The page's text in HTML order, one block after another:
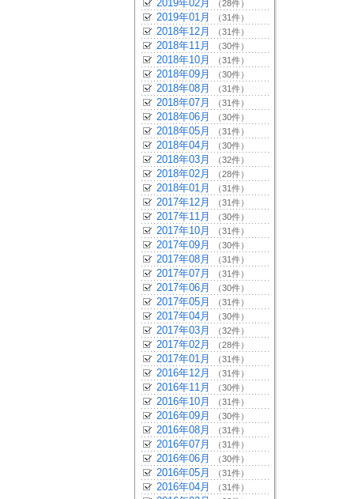
2019年02月 （28件）
2019年01月 （31件）
2018年12月 （31件）
2018年11月 （30件）
2018年10月 （31件）
2018年09月 （30件）
2018年08月 （31件）
2018年07月 （31件）
2018年06月 （30件）
2018年05月 （31件）
2018年04月 （30件）
2018年03月 （32件）
2018年02月 （28件）
2018年01月 （31件）
2017年12月 （31件）
2017年11月 （30件）
2017年10月 （31件）
2017年09月 （30件）
2017年08月 （31件）
2017年07月 （31件）
2017年06月 （30件）
2017年05月 （31件）
2017年04月 （30件）
2017年03月 （32件）
2017年02月 （28件）
2017年01月 （31件）
2016年12月 （31件）
2016年11月 （30件）
2016年10月 （31件）
2016年09月 （30件）
2016年08月 （31件）
2016年07月 （31件）
2016年06月 （30件）
2016年05月 （31件）
2016年04月 （31件）